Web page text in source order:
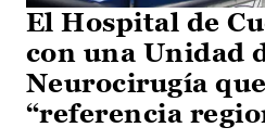
El Hospital de
con una Unidad
Neurocirugía
“referencia